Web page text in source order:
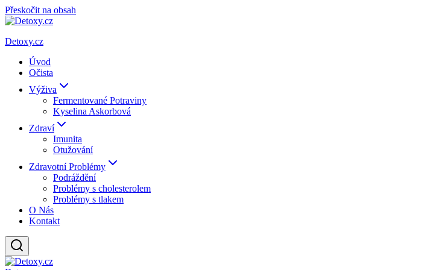
Přeskočit na obsah
Detoxy.cz
Úvod
Očista
Výživa
Fermentované Potraviny
Kyselina Askorbová
Zdraví
Imunita
Otužování
Zdravotní Problémy
Podráždění
Problémy s cholesterolem
Problémy s tlakem
O Nás
Kontakt